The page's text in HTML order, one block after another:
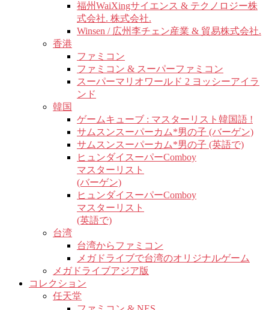
福州WaiXingサイエンス & テクノロジー株
式会社. 株式会社.
Winsen / 広州李チェン産業 & 貿易株式会社.
香港
ファミコン
ファミコン & スーパーファミコン
スーパーマリオワールド 2 ヨッシーアイラ
ンド
韓国
ゲームキューブ : マスターリスト韓国語 !
サムスンスーパーカム*男の子 (バーゲン)
サムスンスーパーカム*男の子 (英語で)
ヒュンダイスーパーComboy
マスターリスト
(バーゲン)
ヒュンダイスーパーComboy
マスターリスト
(英語で)
台湾
台湾からファミコン
メガドライブで台湾のオリジナルゲーム
メガドライブアジア版
コレクション
任天堂